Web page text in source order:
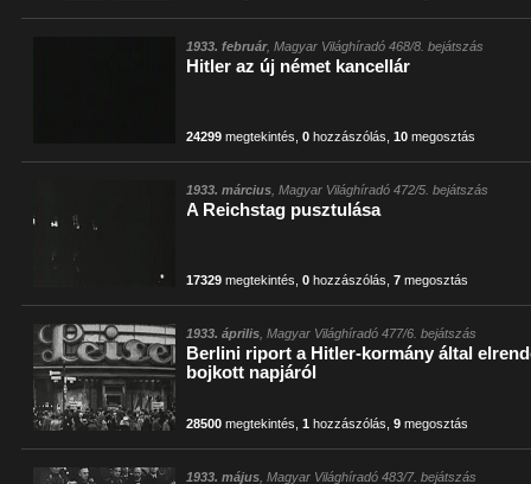
1933. február, Magyar Világhíradó 468/8. bejátszás
Hitler az új német kancellár
24299 megtekintés ,0 hozzászólás ,10 megosztás
1933. március , Magyar Világhíradó 472/5. bejátszás
A Reichstag pusztulása
17329 megtekintés ,0 hozzászólás ,7 megosztás
1933. április , Magyar Világhíradó 477/6. bejátszás
Berlini riport a Hitler-kormány által
bojkott napjáról
28500 megtekintés ,1 hozzászólás ,9 megosztás
1933. május , Magyar Világhíradó 483/7. bejátszás